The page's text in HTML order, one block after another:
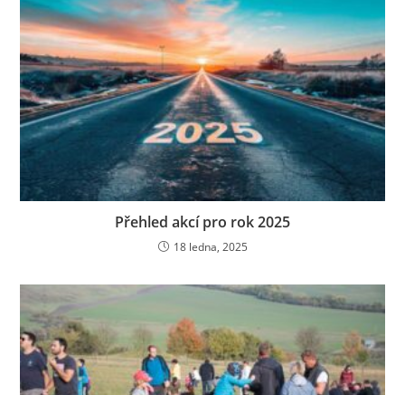
Přehled akcí pro rok 2025
18 ledna, 2025